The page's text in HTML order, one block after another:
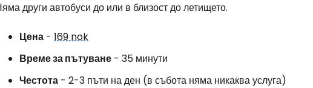
други автобуси до или в близост до летището.
Цена - 169 nok
Време за пътуване - 35 минути
Честота - 2-3 пъти на ден (в събота няма никаква услуга)